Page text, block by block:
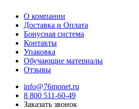
О компании
Доставка и Оплата
Бонусная система
Контакты
Упаковка
Обучающие материалы
Отзывы
info@76monet.ru
8 800 511-60-49
Заказать звонок